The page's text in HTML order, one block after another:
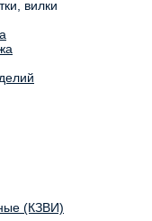
вилки
(КЗВИ)